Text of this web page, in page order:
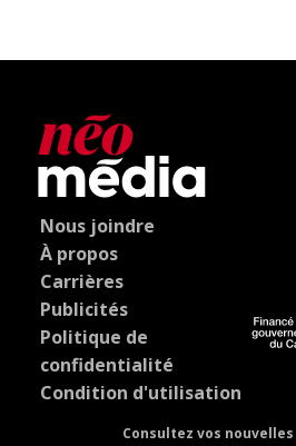
Nous joindre
À propos
Carrières
Publicités
Politique de
confidentialité
Condition d'utilisation
Consultez vos